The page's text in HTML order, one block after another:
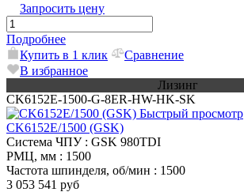
Запросить цену
Подробнее
Купить в 1 клик
Сравнение
В избранное
Лизинг
CK6152E-1500-G-8ER-HW-HK-SK
Быстрый просмотр
CK6152E/1500 (GSK)
Система ЧПУ: GSK 980TDI
РМЦ, мм : 1500
Частота шпинделя, об/мин : 1500
3 053 541 руб